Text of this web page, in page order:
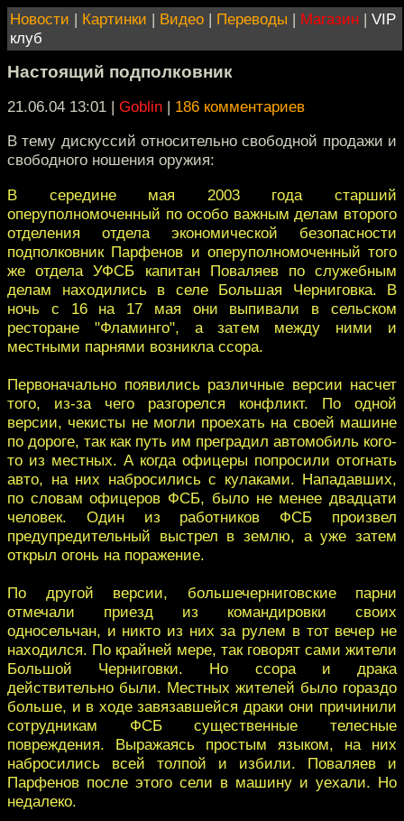
Новости | Картинки | Видео | Переводы | Магазин | VIP
клуб
Настоящий подполковник
21.06.04 13:01 | Goblin | 186 комментариев
В тему дискуссий относительно свободной продажи и
свободного ношения оружия:
В середине мая 2003 года старший
оперуполномоченный по особо важным делам второго
отделения отдела экономической безопасности
подполковник Парфенов и оперуполномоченный того
же отдела УФСБ капитан Поваляев по служебным
делам находились в селе Большая Черниговка. В
ночь с 16 на 17 мая они выпивали в сельском
ресторане "Фламинго", а затем между ними и
местными парнями возникла ссора.
Первоначально появились различные версии насчет
того, из-за чего разгорелся конфликт. По одной
версии, чекисты не могли проехать на своей машине
по дороге, так как путь им преградил автомобиль кого-
то из местных. А когда офицеры попросили отогнать
авто, на них набросились с кулаками. Нападавших,
по словам офицеров ФСБ, было не менее двадцати
человек. Один из работников ФСБ произвел
предупредительный выстрел в землю, а уже затем
открыл огонь на поражение.
По другой версии, большечерниговские парни
отмечали приезд из командировки своих
односельчан, и никто из них за рулем в тот вечер не
находился. По крайней мере, так говорят сами жители
Большой Черниговки. Но ссора и драка
действительно были. Местных жителей было гораздо
больше, и в ходе завязавшейся драки они причинили
сотрудникам ФСБ существенные телесные
повреждения. Выражаясь простым языком, на них
набросились всей толпой и избили. Поваляев и
Парфенов после этого сели в машину и уехали. Но
недалеко.